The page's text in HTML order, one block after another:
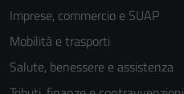
Imprese, commercio e SUAP
Mobilità e trasporti
Salute, benessere e assistenza